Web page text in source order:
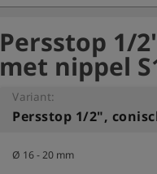
Persstop 1/
met nippel
Variant:
Ø 16 - 20 mm